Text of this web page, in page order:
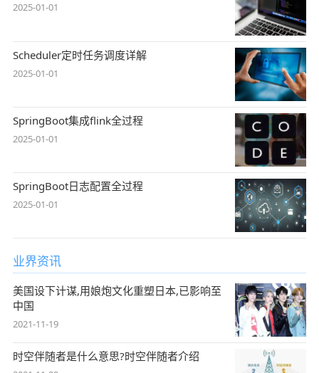
2025-01-01
Scheduler定时任务调度详解
2025-01-01
SpringBoot集成flink全过程
2025-01-01
SpringBoot日志配置全过程
2025-01-01
业界资讯
美国设下计谋,用娘炮文化重塑日本,已影响至
中国
2021-11-19
时空伴随者是什么意思?时空伴随者介绍